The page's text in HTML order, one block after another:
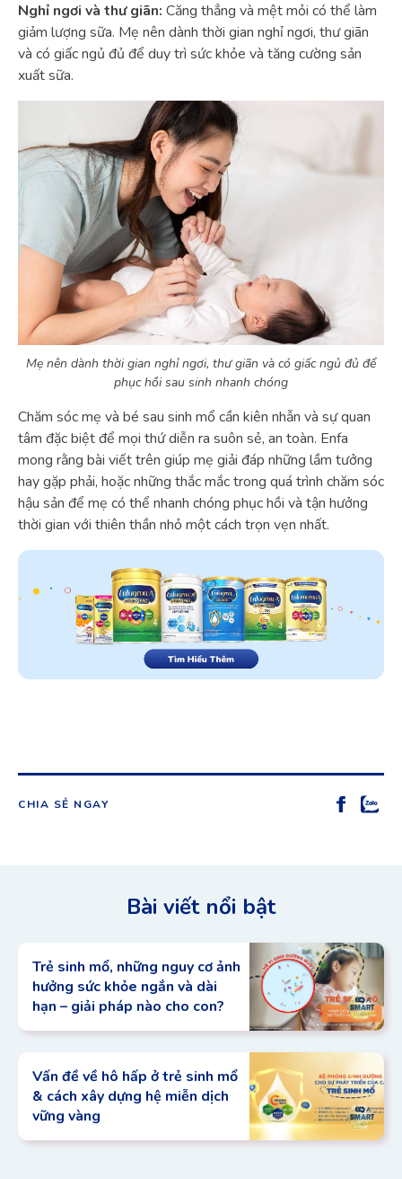
Nghỉ ngơi và thư giãn: Căng thẳng và mệt mỏi có thể làm
giảm lượng sữa. Mẹ nên dành thời gian nghỉ ngơi, thư giãn
và có giấc ngủ đủ để duy trì sức khỏe và tăng cường sản
xuất sữa.
Mẹ nên dành thời gian nghỉ ngơi, thư giãn và có giấc ngủ đủ để
phục hồi sau sinh nhanh chóng
Chăm sóc mẹ và bé sau sinh mổ cần kiên nhẫn và sự quan
tâm đặc biệt để mọi thứ diễn ra suôn sẻ, an toàn. Enfa
mong rằng bài viết trên giúp mẹ giải đáp những lầm tưởng
hay gặp phải, hoặc những thắc mắc trong quá trình chăm sóc
hậu sản để mẹ có thể nhanh chóng phục hồi và tận hưởng
thời gian với thiên thần nhỏ một cách trọn vẹn nhất.
CHIA SẺ NGAY
Bài viết nổi bật
Trẻ sinh mổ, những nguy cơ ảnh
hưởng sức khỏe ngắn và dài
hạn – giải pháp nào cho con?
Vấn đề về hô hấp ở trẻ sinh mổ
& cách xây dựng hệ miễn dịch
vững vàng